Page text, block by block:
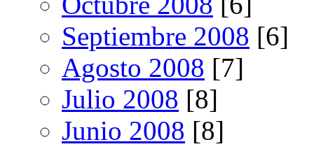
Septiembre 2008 [6]
Agosto 2008 [7]
Julio 2008 [8]
Junio 2008 [8]